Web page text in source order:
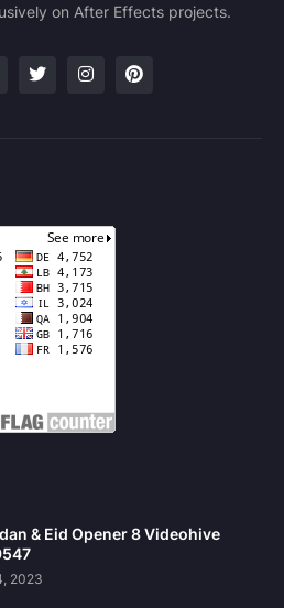
on After Effects projects.
& Eid Opener 8 Videohive
2023